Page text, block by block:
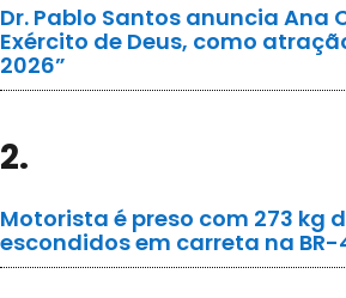
Dr. Pablo Santos anuncia Ana
Exército de Deus, como
2026”
2.
Motorista é preso com 273 kg
escondidos em carreta na BR-